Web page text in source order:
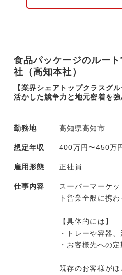
ていきたい考えで
理職候補として、
ただけることを
食品パッケージのルー
社（高知本社）
【業界シェアトップクラスグ
活かした競争力と地元密着を
勤務地 高知県高知市
想定年収 400万円〜450万
雇用形態 正社員
仕事内容
スーパーマーケ
ト営業全般に携
【具体的には】
・トレーや容器
・お客様先への
既存のお客様が